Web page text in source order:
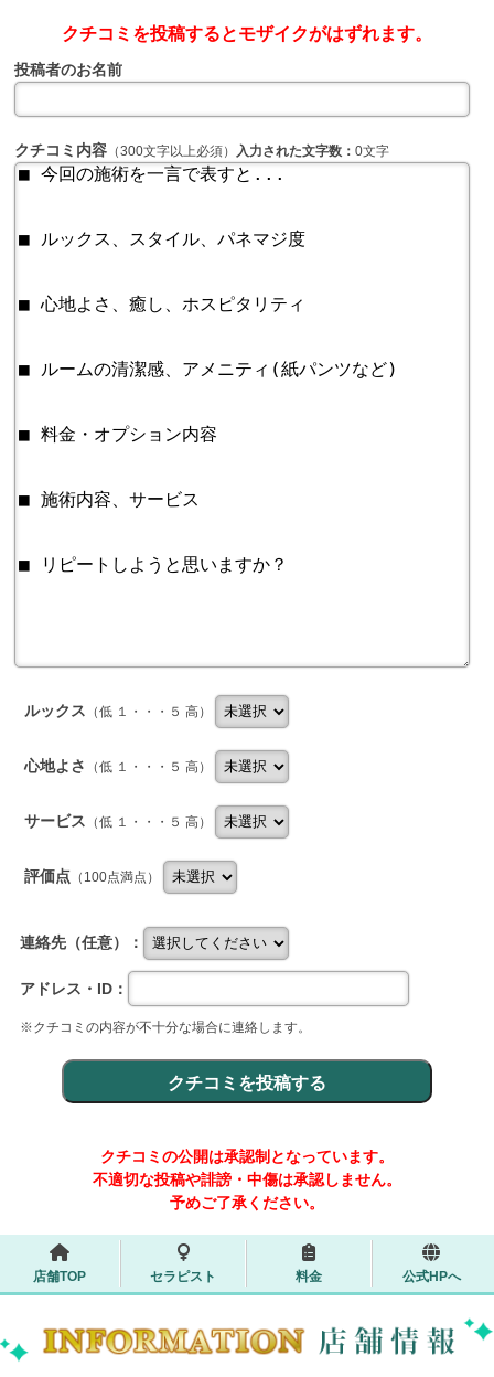
クチコミを投稿するとモザイクがはずれます。
投稿者のお名前
クチコミ内容 （300文字以上必須） 入力された文字数：0文字
ルックス （低 １・・・５ 高）
心地よさ （低 １・・・５ 高）
サービス （低 １・・・５ 高）
評価点 （100点満点）
連絡先（任意）：
アドレス・ID：
※クチコミの内容が不十分な場合に連絡します。
クチコミの公開は承認制となっています。
不適切な投稿や誹謗・中傷は承認しません。
予めご了承ください。
店舗TOP セラピスト 料金 公式HPへ